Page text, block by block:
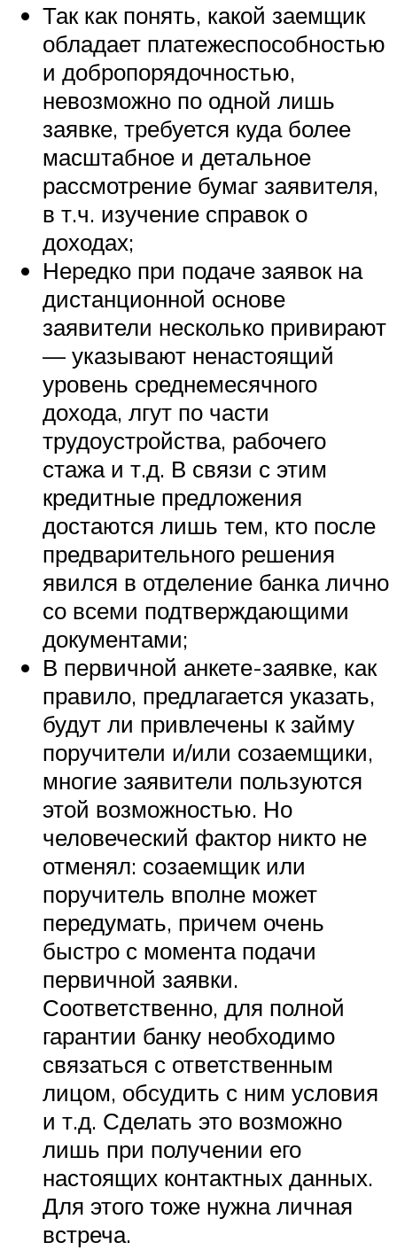
Так как понять, какой заемщик
обладает платежеспособностью
и добропорядочностью,
невозможно по одной лишь
заявке, требуется куда более
масштабное и детальное
рассмотрение бумаг заявителя,
в т.ч. изучение справок о
доходах;
Нередко при подаче заявок на
дистанционной основе
заявители несколько привирают
— указывают ненастоящий
уровень среднемесячного
дохода, лгут по части
трудоустройства, рабочего
стажа и т.д. В связи с этим
кредитные предложения
достаются лишь тем, кто после
предварительного решения
явился в отделение банка лично
со всеми подтверждающими
документами;
В первичной анкете-заявке, как
правило, предлагается указать,
будут ли привлечены к займу
поручители и/или созаемщики,
многие заявители пользуются
этой возможностью. Но
человеческий фактор никто не
отменял: созаемщик или
поручитель вполне может
передумать, причем очень
быстро с момента подачи
первичной заявки.
Соответственно, для полной
гарантии банку необходимо
связаться с ответственным
лицом, обсудить с ним условия
и т.д. Сделать это возможно
лишь при получении его
настоящих контактных данных.
Для этого тоже нужна личная
встреча.